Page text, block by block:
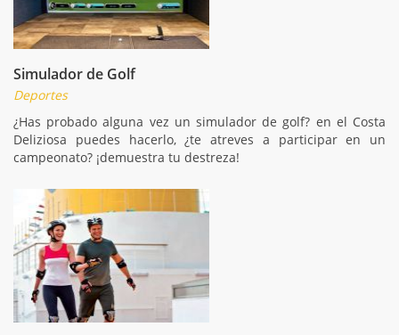
Simulador de Golf
Deportes
¿Has probado alguna vez un simulador de golf? en el Costa
Deliziosa puedes hacerlo, ¿te atreves a participar en un
campeonato? ¡demuestra tu destreza!